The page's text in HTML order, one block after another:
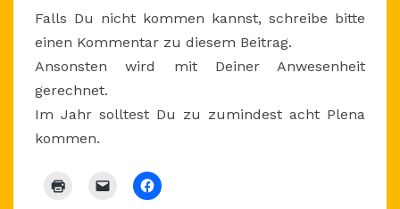
Falls Du nicht kommen kannst, schreibe bitte
einen Kommentar zu diesem Beitrag.
Ansonsten wird mit Deiner Anwesenheit
gerechnet.
Im Jahr solltest Du zu zumindest acht Plena
kommen.